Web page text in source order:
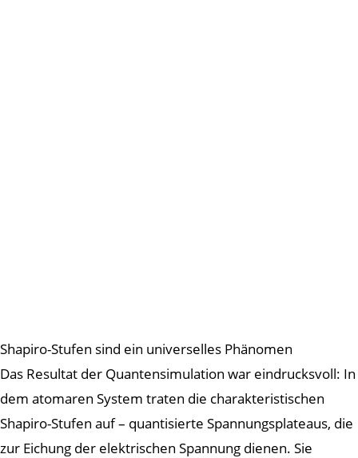
Shapiro-Stufen sind ein universelles Phänomen
Das Resultat der Quantensimulation war eindrucksvoll: In
dem atomaren System traten die charakteristischen
Shapiro-Stufen auf – quantisierte Spannungsplateaus, die
zur Eichung der elektrischen Spannung dienen. Sie